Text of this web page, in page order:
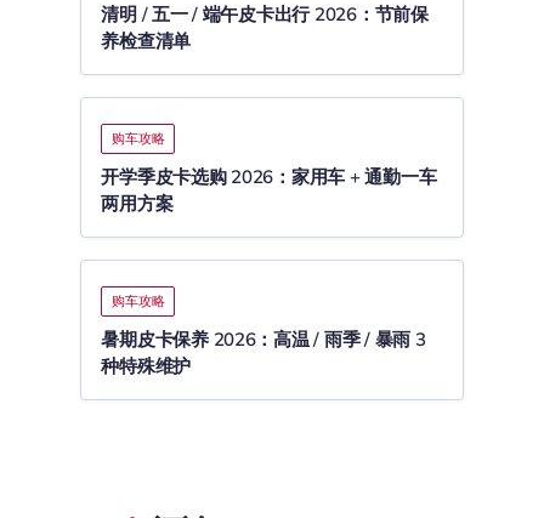
清明 / 五一 / 端午皮卡出行 2026：节前保
养检查清单
购车攻略
开学季皮卡选购 2026：家用车 + 通勤一车
两用方案
购车攻略
暑期皮卡保养 2026：高温 / 雨季 / 暴雨 3
种特殊维护